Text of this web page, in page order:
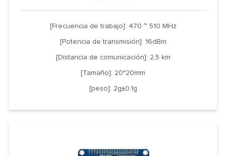
[Frecuencia de trabajo]: 470 ~ 510 MHz
[Potencia de transmisión]: 16dBm
[Distancia de comunicación]: 2,5 km
[Tamaño]: 20*20mm
[peso]: 2g±0.1g